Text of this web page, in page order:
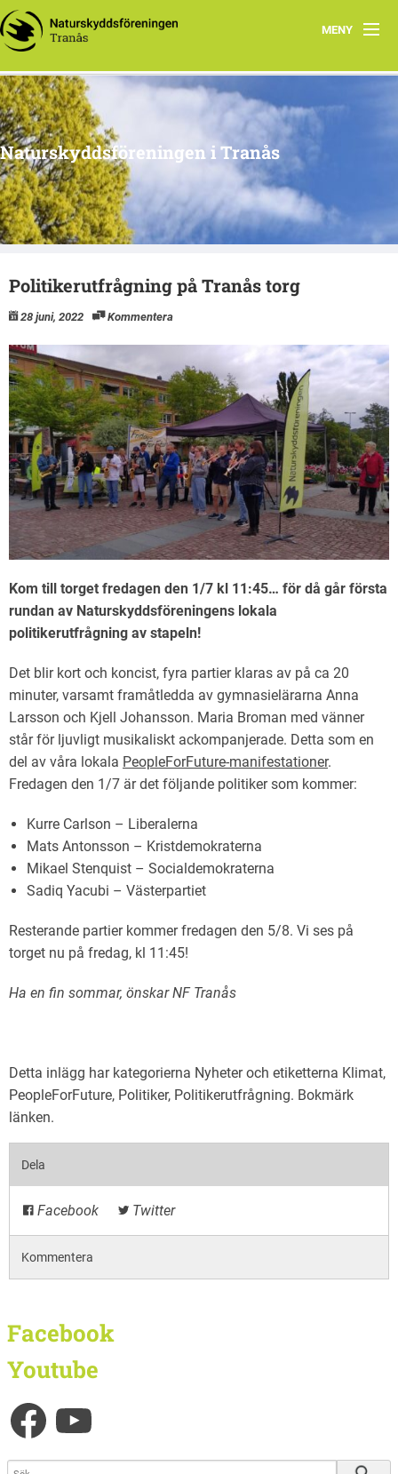
MENY
Hem
Naturskyddsföreningen i Tranås
Politikerutfrågning på Tranås torg
28 juni, 2022 Kommentera
Kom till torget fredagen den 1/7 kl 11:45… för då går första
rundan av Naturskyddsföreningens lokala
politikerutfrågning av stapeln!
Det blir kort och koncist, fyra partier klaras av på ca 20
minuter, varsamt framåtledda av gymnasielärarna Anna
Larsson och Kjell Johansson. Maria Broman med vänner
står för ljuvligt musikaliskt ackompanjerade. Detta som en
del av våra lokala PeopleForFuture-manifestationer.
Fredagen den 1/7 är det följande politiker som kommer:
Kurre Carlson – Liberalerna
Mats Antonsson – Kristdemokraterna
Mikael Stenquist – Socialdemokraterna
Sadiq Yacubi – Västerpartiet
Resterande partier kommer fredagen den 5/8. Vi ses på
torget nu på fredag, kl 11:45!
Ha en fin sommar, önskar NF Tranås
Detta inlägg har kategorierna Nyheteroch etiketterna Klimat,
PeopleForFuture, Politiker, Politikerutfrågning. Bokmärk
länken.
Dela
Facebook Twitter
Kommentera
Facebook
Youtube